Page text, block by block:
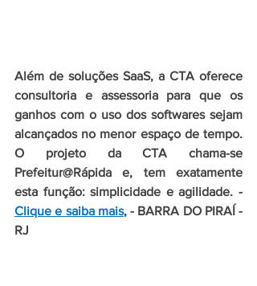
Além de soluções SaaS, a CTA oferece
consultoria e assessoria para que os
ganhos com o uso dos softwares sejam
alcançados no menor espaço de tempo.
O projeto da CTA chama-se
Prefeitur@Rápida e, tem exatamente
Clique e saiba mais, - BARRA DO PIRAÍ -
RJ